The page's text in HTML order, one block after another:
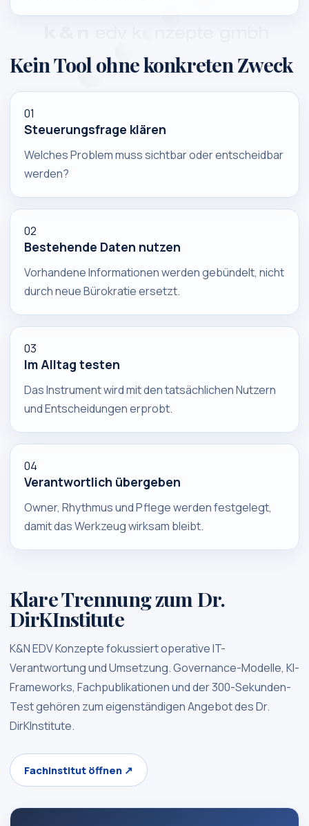
Kein Tool ohne konkreten Zweck
01
Steuerungsfrage klären
Welches Problem muss sichtbar oder entscheidbar
werden?
02
Bestehende Daten nutzen
Vorhandene Informationen werden gebündelt, nicht
durch neue Bürokratie ersetzt.
03
Im Alltag testen
Das Instrument wird mit den tatsächlichen Nutzern
und Entscheidungen erprobt.
04
Verantwortlich übergeben
Owner, Rhythmus und Pflege werden festgelegt,
damit das Werkzeug wirksam bleibt.
Klare Trennung zum Dr.
DirKInstitute
K&N EDV Konzepte fokussiert operative IT-
Verantwortung und Umsetzung. Governance-Modelle, KI-
Frameworks, Fachpublikationen und der 300-Sekunden-
Test gehören zum eigenständigen Angebot des Dr.
DirKInstitute.
Fachinstitut öffnen ↗